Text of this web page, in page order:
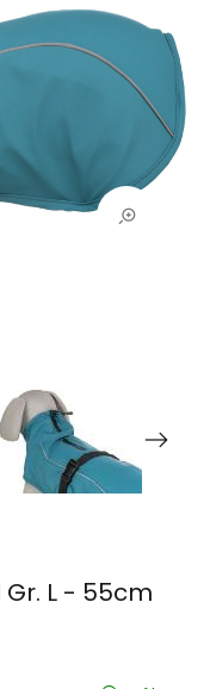
L - 55cm